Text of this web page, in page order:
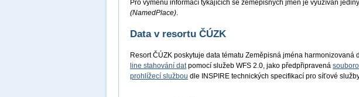
Pro výměnu informací týkajících se zeměpisných jmen je využíván
(NamedPlace).
Data v resortu ČÚZK
Resort ČÚZK poskytuje data tématu Zeměpisná jména harmonizovaná
line stahování datpomocí služeb WFS 2.0, jako předpřipravená
prohlížecí službou dle INSPIRE technických specifikací pro síťové